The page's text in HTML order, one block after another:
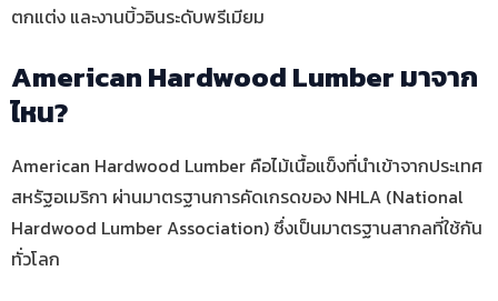
ตกแต่ง และงานบิ้วอินระดับพรีเมียม
American Hardwood Lumber มาจาก
ไหน?
American Hardwood Lumber คือไม้เนื้อแข็งที่นำเข้าจากประเทศ
สหรัฐอเมริกา ผ่านมาตรฐานการคัดเกรดของ NHLA (National
Hardwood Lumber Association) ซึ่งเป็นมาตรฐานสากลที่ใช้กัน
ทั่วโลก